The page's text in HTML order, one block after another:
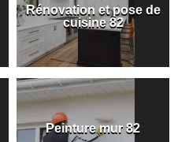
Rénovation et pose de
cuisine 82
Peinture mur 82